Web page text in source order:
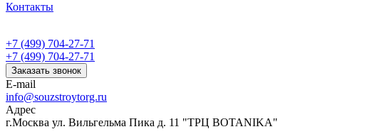
Контакты
+7 (499) 704-27-71
+7 (499) 704-27-71
Заказать звонок
E-mail
info@souzstroytorg.ru
Адрес
г.Москва ул. Вильгельма Пика д. 11 "ТРЦ BOTANIKA"